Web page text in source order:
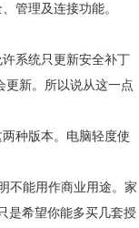
管理及连接功能。
系统只更新安全补丁
更新。所以说从这一点
种版本。电脑轻度使
不能用作商业用途。家
是希望你能多买几套授